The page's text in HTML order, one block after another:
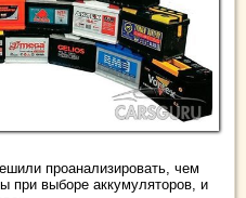
проанализировать, чем
при выборе аккумуляторов, и